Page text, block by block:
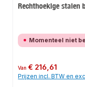
Rechthoekige stalen
Momenteel niet
Normale prijs:
Van€ 216,61
Prijzen incl. BTW en